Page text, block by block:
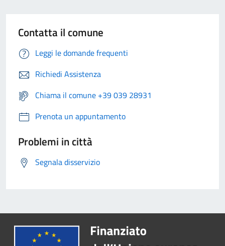
Contatta il comune
Leggi le domande frequenti
Richiedi Assistenza
Chiama il comune +39 039 28931
Prenota un appuntamento
Problemi in città
Segnala disservizio